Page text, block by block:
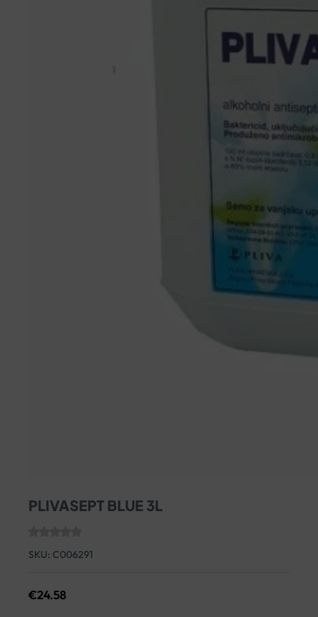
PLIVASEPT BLUE 3L
SKU: C006291
€24.58